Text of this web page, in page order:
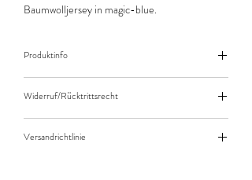
Baumwolljersey in magic-blue.
Produktinfo
10cm (0,1m) Länge des Stoffes.
Bei einer Bestellung von zB. 50cm (0,5m)
daher bitte Anzahl 5 eingeben.
Widerruf/Rücktrittsrecht
Versandrichtlinie